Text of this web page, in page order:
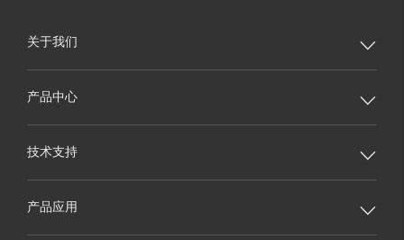
关于我们 
产品中心 
技术支持 
产品应用 